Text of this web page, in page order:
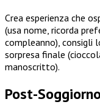
Crea esperienza che
(usa nome, ricorda
compleanno), consigli
sorpresa finale
manoscritto).
Post-